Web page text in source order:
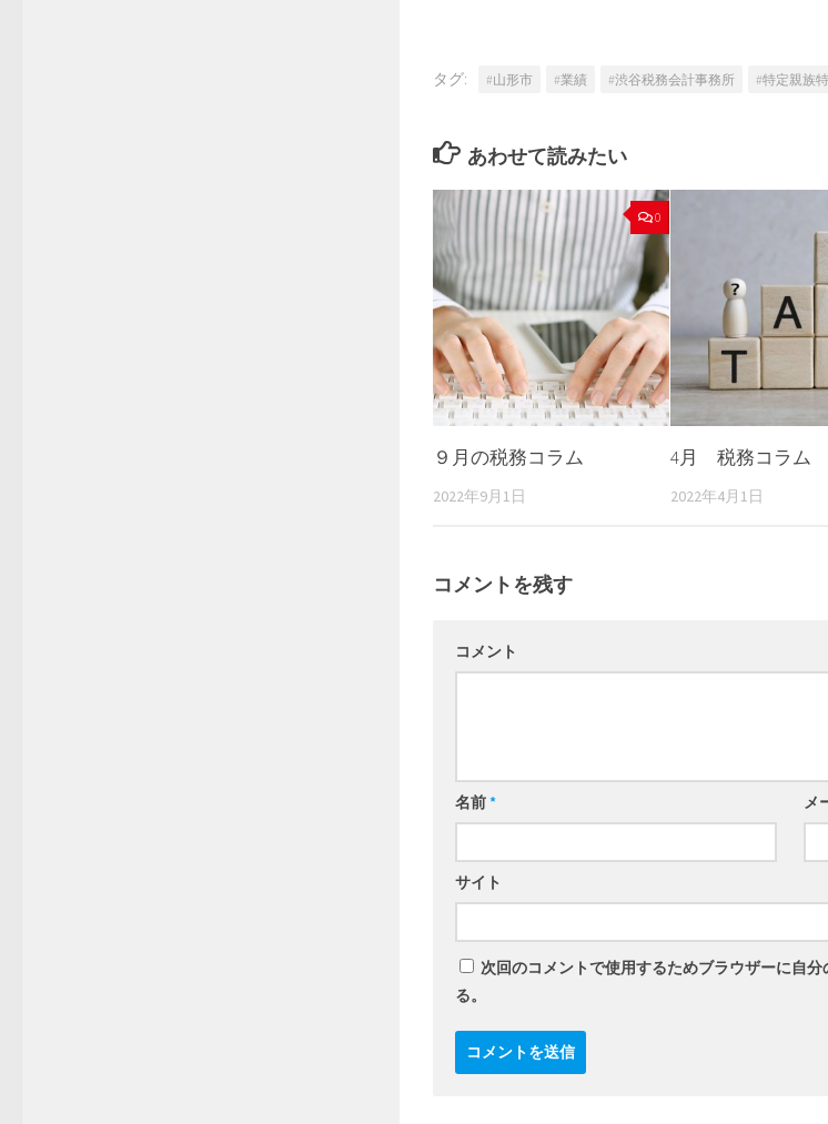
タグ: #山形市 #業績 #渋谷税務会計事務所 #特定親族
あわせて読みたい
0
９月の税務コラム
2022年9月1日
4月 税務コラム
2022年4月1日
コメントを残す
コメント
名前* メ
サイト
次回のコメントで使用するためブラウザーに自
る。